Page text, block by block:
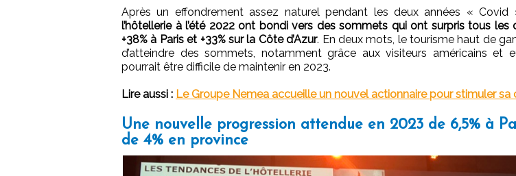
Après un effondrement assez naturel pendant les deux années «
l’hôtellerie à l’été 2022 ont bondi vers des sommets qui ont surpris tous les
+38% à Paris et +33% sur la Côte d’Azur. En deux mots, le tourisme haut de
d’atteindre des sommets, notamment grâce aux visiteurs américains et
pourrait être difficile de maintenir en 2023.
Lire aussi : Le Groupe Nemea accueille un nouvel actionnaire pour stimuler sa
Une nouvelle progression attendue en 2023 de 6,5% à
de 4% en province